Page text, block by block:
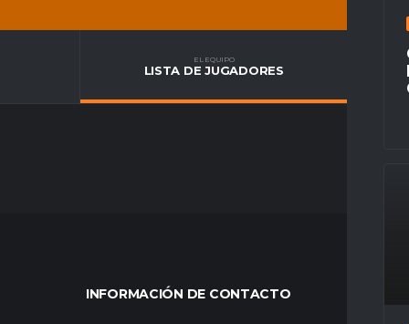
EL EQUIPO
LISTA DE JUGADORES
INFORMACIÓN DE CONTACTO